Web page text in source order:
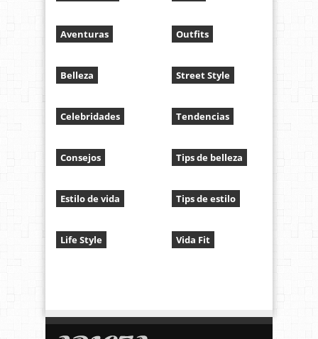
Aventuras
Belleza
Celebridades
Consejos
Estilo de vida
Life Style
Outfits
Street Style
Tendencias
Tips de belleza
Tips de estilo
Vida Fit